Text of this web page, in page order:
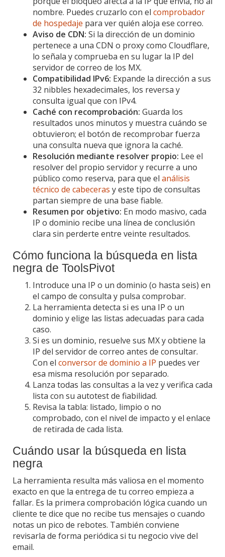
nombre. Puedes cruzarlo con el comprobador
de hospedaje para ver quién aloja ese correo.
Aviso de CDN: Si la dirección de un dominio
pertenece a una CDN o proxy como Cloudflare,
lo señala y comprueba en su lugar la IP del
servidor de correo de los MX.
Compatibilidad IPv6: Expande la dirección a sus
32 nibbles hexadecimales, los reversa y
consulta igual que con IPv4.
Caché con recomprobación: Guarda los
resultados unos minutos y muestra cuándo se
obtuvieron; el botón de recomprobar fuerza
una consulta nueva que ignora la caché.
Resolución mediante resolver propio: Lee el
resolver del propio servidor y recurre a uno
público como reserva, para que el análisis
técnico de cabeceras y este tipo de consultas
partan siempre de una base fiable.
Resumen por objetivo: En modo masivo, cada
IP o dominio recibe una línea de conclusión
clara sin perderte entre veinte resultados.
Cómo funciona la búsqueda en lista
negra de ToolsPivot
Introduce una IP o un dominio (o hasta seis) en
el campo de consulta y pulsa comprobar.
La herramienta detecta si es una IP o un
dominio y elige las listas adecuadas para cada
caso.
Si es un dominio, resuelve sus MX y obtiene la
IP del servidor de correo antes de consultar.
Con el conversor de dominio a IP puedes ver
esa misma resolución por separado.
Lanza todas las consultas a la vez y verifica cada
lista con su autotest de fiabilidad.
Revisa la tabla: listado, limpio o no
comprobado, con el nivel de impacto y el enlace
de retirada de cada lista.
Cuándo usar la búsqueda en lista
negra
La herramienta resulta más valiosa en el momento
exacto en que la entrega de tu correo empieza a
fallar. Es la primera comprobación lógica cuando un
cliente te dice que no recibe tus mensajes o cuando
notas un pico de rebotes. También conviene
revisarla de forma periódica si tu negocio vive del
email.